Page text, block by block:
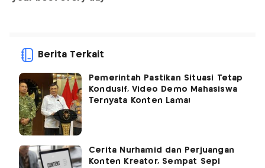
Berita Terkait
Pemerintah Pastikan Situasi Tetap
Kondusif, Video Demo Mahasiswa
Ternyata Konten Lama!
Cerita Nurhamid dan Perjuangan
Konten Kreator, Sempat Sepi